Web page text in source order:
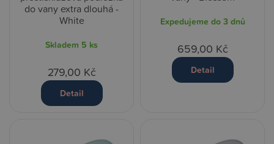
do vany extra dlouhá -
White
Skladem 5 ks
279,00 Kč
Detail
Expedujeme do 3 dnů
659,00 Kč
Detail